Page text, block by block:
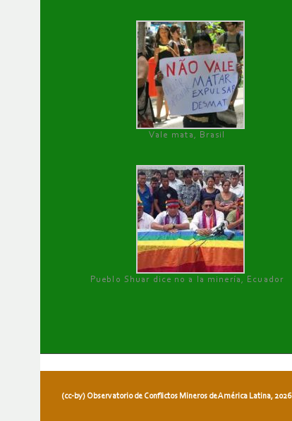
Vale mata, Brasil
Pueblo Shuar dice no a la minería, Ecuador
(cc-by) Observatorio de Conflictos Mineros de América Latina, 2026